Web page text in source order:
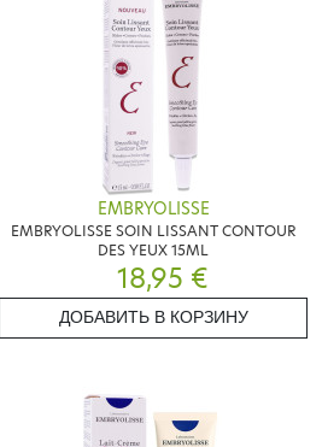
EMBRYOLISSE
EMBRYOLISSE SOIN LISSANT CONTOUR
DES YEUX 15ML
18,95 €
ДОБАВИТЬ В КОРЗИНУ